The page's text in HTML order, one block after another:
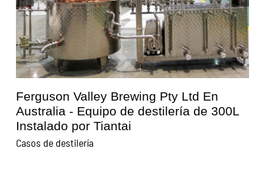
Ferguson Valley Brewing Pty Ltd En
Australia - Equipo de destilería de 300L
Instalado por Tiantai
Casos de destilería